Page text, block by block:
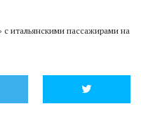
итальянскими пассажирами на